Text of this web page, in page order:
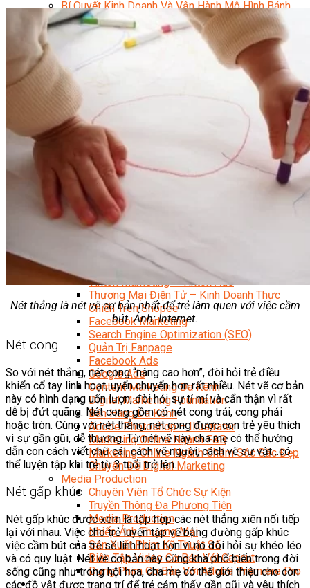
Bí Quyết Kinh Doanh Và Vận Hành Mô Hình Bánh
Chuyên Đề Bếp Bánh
Video Dạy Làm Bánh
Quản Trị NHKS
Quản Trị Nhà Hàng Khách Sạn Quốc Tế
Nghiệp Vụ Quản Lý NH-KS
Quản Lý Nhà Hàng Chuyên Nghiệp
Quản Lý Khách Sạn Chuyên Nghiệp
Nghiệp Vụ Quản Lý Nhà Hàng
Nghiệp Vụ Lễ Tân Chuyên Nghiệp
Giám Đốc Điều Hành Nhà Hàng
Tiếng Anh Nhà Hàng Khách Sạn
Khởi Sự Kinh Doanh Khách Sạn
Khởi Sự Kinh Doanh Nhà Hàng
Khởi Sự Kinh Doanh Khách Sạn Mini – Homestay –
AirBnB
Kiến Thức & Kỹ Năng Ngành NH – KS
Marketing
Digital Marketing
Giám Đốc Digital Marketing
Chuyên Viên Social Media
Tiktok Marketing – Tiktok Ads
Thương Mại Điện Tử – Kinh Doanh Thực
Chiến Trên Shopee
Facebook Marketing
Search Engine Optimization (SEO)
Quản Trị Fanpage
Facebook Ads
Google Ads
Content Marketing Đa Kênh
Digital Marketing Foundation
Bán Hàng Đa Kênh
Adobe Photoshop – Illustrator
Marketing Online Ngành F&B
Marketing Online Ngành Chăm Sóc Sắc Đẹp
Chuyên Đề Digital Marketing
Media Production
Chuyên Viên Tổ Chức Sự Kiện
Truyền Thông Đa Phương Tiện
Media Production
Nhiếp Ảnh Thương Mại
Sản Xuất Phim Kỹ Thuật Số
Biên Tập Video Cơ Bản Với Capcut
Dựng Phim Cơ Bản Với Adobe Premiere Pro
Sức Khỏe
Nét thẳng là nét vẽ cơ bản nhất để trẻ làm quen với việc cầm
bút. Ảnh: Internet.
Nét cong
So với nét thẳng, nét cong “nâng cao hơn”, đòi hỏi trẻ điều
khiển cổ tay linh hoạt, uyển chuyển hơn rất nhiều. Nét vẽ cơ bản
này có hình dạng uốn lượn, đòi hỏi sự tỉ mỉ và cẩn thận vì rất
dễ bị đứt quãng. Nét cong gồm có nét cong trái, cong phải
hoặc tròn. Cùng với nét thẳng, nét cong được con trẻ yêu thích
vì sự gần gũi, dễ thương. Từ nét vẽ này cha mẹ có thể hướng
dẫn con cách viết chữ cái, cách vẽ người, cách vẽ sự vật…có
thể luyện tập khi trẻ từ 3 tuổi trở lên.
Nét gấp khúc
Nét gấp khúc được xem là tập hợp các nét thẳng xiên nối tiếp
lại với nhau. Việc cho trẻ luyện tập vẽ bằng đường gấp khúc
việc cầm bút của trẻ sẽ linh hoạt hơn vì nó đòi hỏi sự khéo léo
và có quy luật. Nét vẽ cơ bản này cũng khá phổ biến trong đời
sống cũng như trong hội họa, cha mẹ có thể giới thiệu cho con
các đồ vật được trang trí để trẻ cảm thấy gần gũi và yêu thích